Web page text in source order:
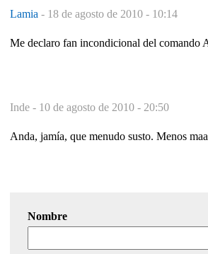
Lamia - 18 de agosto de 2010 - 10:14
Me declaro fan incondicional del comando
Inde - 10 de agosto de 2010 - 20:50
Anda, jamía, que menudo susto. Menos
Nombre